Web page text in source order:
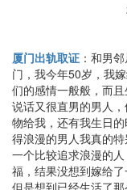
厦门出轨取证 ：和男
门，我今年50岁，我
们的感情一般般，而
说话又很直男的男人
物给我，还有我生日
得浪漫的男人我真的
一个比较追求浪漫的
福，结果没想到嫁给
但是想到已经生活了